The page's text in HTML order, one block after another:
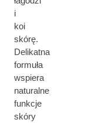
i
koi
skórę.
Delikatna
formuła
wspiera
naturalne
funkcje
skóry